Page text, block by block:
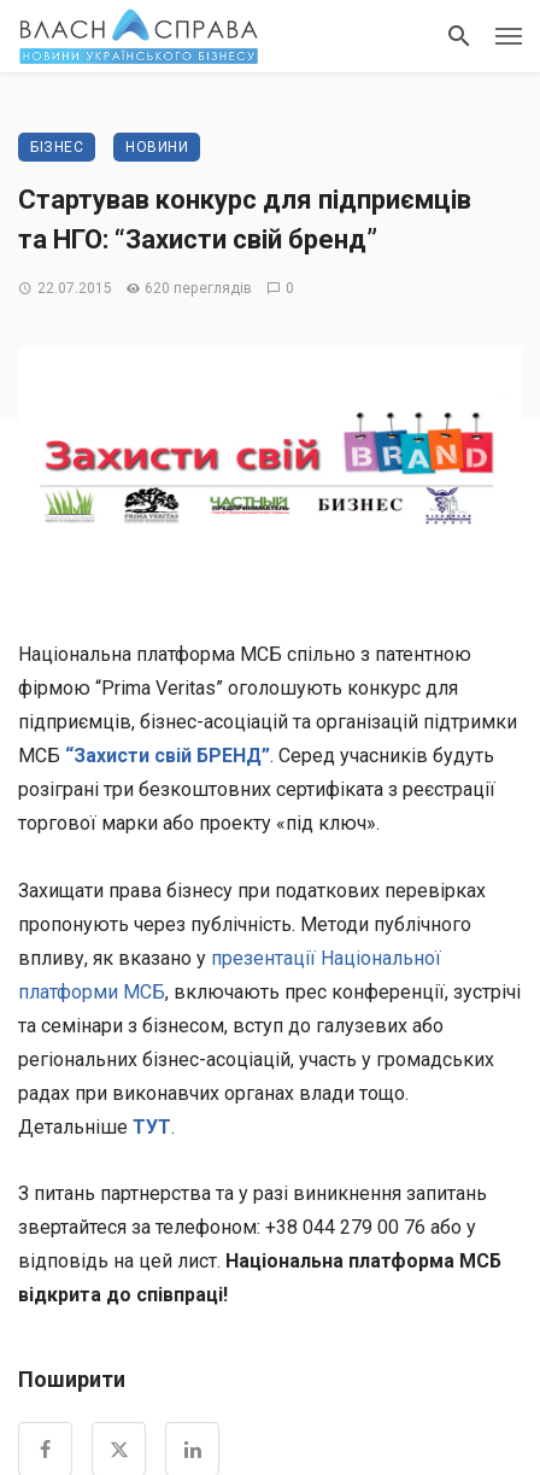
БІЗНЕС НОВИНИ
Стартував конкурс для підприємців
та НГО: “Захисти свій бренд”
22.07.2015 620 переглядів 0
Національна платформа МСБ спільно з патентною
фірмою “Prima Veritas” оголошують конкурс для
підприємців, бізнес-асоціацій та організацій підтримки
МСБ “Захисти свій БРЕНД”. Серед учасників будуть
розіграні три безкоштовних сертифіката з реєстрації
торгової марки або проекту «під ключ».
Захищати права бізнесу при податкових перевірках
пропонують через публічність. Методи публічного
впливу, як вказано у презентації Національної
платформи МСБ, включають прес конференції, зустрічі
та семінари з бізнесом, вступ до галузевих або
регіональних бізнес-асоціацій, участь у громадських
радах при виконавчих органах влади тощо.
Детальніше ТУТ.
З питань партнерства та у разі виникнення запитань
звертайтеся за телефоном: +38 044 279 00 76 або у
відповідь на цей лист. Національна платформа МСБ
відкрита до співпраці!
Поширити